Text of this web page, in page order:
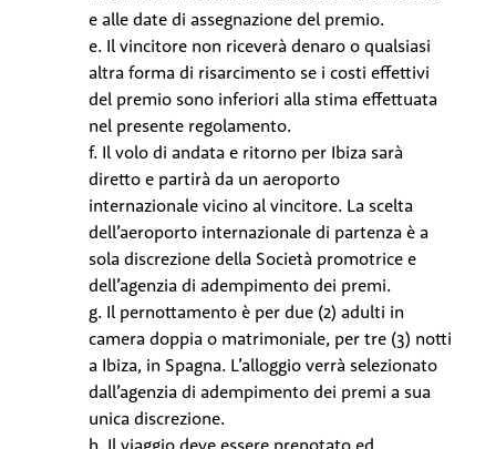
e alle date di assegnazione del premio.
e. Il vincitore non riceverà denaro o qualsiasi
altra forma di risarcimento se i costi effettivi
del premio sono inferiori alla stima effettuata
nel presente regolamento.
f. Il volo di andata e ritorno per Ibiza sarà
diretto e partirà da un aeroporto
internazionale vicino al vincitore. La scelta
dell’aeroporto internazionale di partenza è a
sola discrezione della Società promotrice e
dell’agenzia di adempimento dei premi.
g. Il pernottamento è per due (2) adulti in
camera doppia o matrimoniale, per tre (3) notti
a Ibiza, in Spagna. L’alloggio verrà selezionato
dall’agenzia di adempimento dei premi a sua
unica discrezione.
h. Il viaggio deve essere prenotato ed